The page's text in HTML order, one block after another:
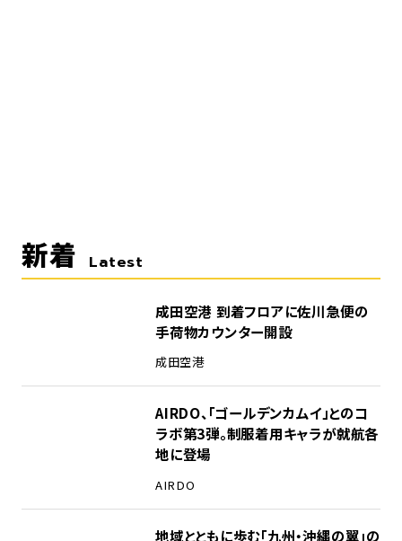
新着 Latest
成田空港 到着フロアに佐川急便の
手荷物カウンター開設
成田空港
AIRDO、「ゴールデンカムイ」とのコ
ラボ第3弾。制服着用キャラが就航各
地に登場
AIRDO
地域とともに歩む「九州・沖縄の翼」の